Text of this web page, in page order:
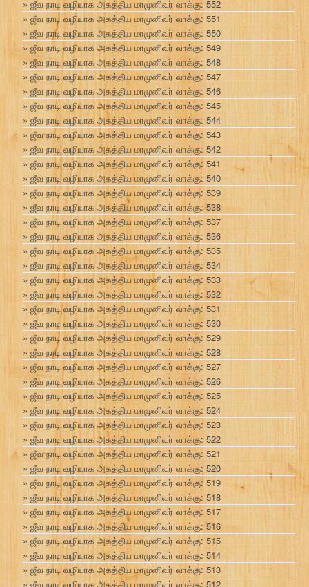
ஜீவ நாடி வழியாக அகத்திய மாமுனிவர் வாக்கு: 552
ஜீவ நாடி வழியாக அகத்திய மாமுனிவர் வாக்கு: 551
ஜீவ நாடி வழியாக அகத்திய மாமுனிவர் வாக்கு: 550
ஜீவ நாடி வழியாக அகத்திய மாமுனிவர் வாக்கு: 549
ஜீவ நாடி வழியாக அகத்திய மாமுனிவர் வாக்கு: 548
ஜீவ நாடி வழியாக அகத்திய மாமுனிவர் வாக்கு: 547
ஜீவ நாடி வழியாக அகத்திய மாமுனிவர் வாக்கு: 546
ஜீவ நாடி வழியாக அகத்திய மாமுனிவர் வாக்கு: 545
ஜீவ நாடி வழியாக அகத்திய மாமுனிவர் வாக்கு: 544
ஜீவ நாடி வழியாக அகத்திய மாமுனிவர் வாக்கு: 543
ஜீவ நாடி வழியாக அகத்திய மாமுனிவர் வாக்கு: 542
ஜீவ நாடி வழியாக அகத்திய மாமுனிவர் வாக்கு: 541
ஜீவ நாடி வழியாக அகத்திய மாமுனிவர் வாக்கு: 540
ஜீவ நாடி வழியாக அகத்திய மாமுனிவர் வாக்கு: 539
ஜீவ நாடி வழியாக அகத்திய மாமுனிவர் வாக்கு: 538
ஜீவ நாடி வழியாக அகத்திய மாமுனிவர் வாக்கு: 537
ஜீவ நாடி வழியாக அகத்திய மாமுனிவர் வாக்கு: 536
ஜீவ நாடி வழியாக அகத்திய மாமுனிவர் வாக்கு: 535
ஜீவ நாடி வழியாக அகத்திய மாமுனிவர் வாக்கு: 534
ஜீவ நாடி வழியாக அகத்திய மாமுனிவர் வாக்கு: 533
ஜீவ நாடி வழியாக அகத்திய மாமுனிவர் வாக்கு: 532
ஜீவ நாடி வழியாக அகத்திய மாமுனிவர் வாக்கு: 531
ஜீவ நாடி வழியாக அகத்திய மாமுனிவர் வாக்கு: 530
ஜீவ நாடி வழியாக அகத்திய மாமுனிவர் வாக்கு: 529
ஜீவ நாடி வழியாக அகத்திய மாமுனிவர் வாக்கு: 528
ஜீவ நாடி வழியாக அகத்திய மாமுனிவர் வாக்கு: 527
ஜீவ நாடி வழியாக அகத்திய மாமுனிவர் வாக்கு: 526
ஜீவ நாடி வழியாக அகத்திய மாமுனிவர் வாக்கு: 525
ஜீவ நாடி வழியாக அகத்திய மாமுனிவர் வாக்கு: 524
ஜீவ நாடி வழியாக அகத்திய மாமுனிவர் வாக்கு: 523
ஜீவ நாடி வழியாக அகத்திய மாமுனிவர் வாக்கு: 522
ஜீவ நாடி வழியாக அகத்திய மாமுனிவர் வாக்கு: 521
ஜீவ நாடி வழியாக அகத்திய மாமுனிவர் வாக்கு: 520
ஜீவ நாடி வழியாக அகத்திய மாமுனிவர் வாக்கு: 519
ஜீவ நாடி வழியாக அகத்திய மாமுனிவர் வாக்கு: 518
ஜீவ நாடி வழியாக அகத்திய மாமுனிவர் வாக்கு: 517
ஜீவ நாடி வழியாக அகத்திய மாமுனிவர் வாக்கு: 516
ஜீவ நாடி வழியாக அகத்திய மாமுனிவர் வாக்கு: 515
ஜீவ நாடி வழியாக அகத்திய மாமுனிவர் வாக்கு: 514
ஜீவ நாடி வழியாக அகத்திய மாமுனிவர் வாக்கு: 513
ஜீவ நாடி வழியாக அகத்திய மாமுனிவர் வாக்கு: 512